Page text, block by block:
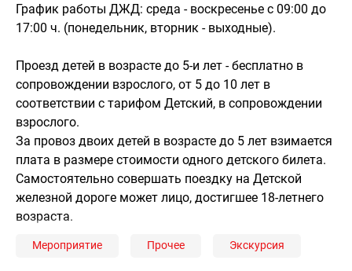
График работы ДЖД: среда - воскресенье с 09:00 до
17:00 ч. (понедельник, вторник - выходные).
Проезд детей в возрасте до 5-и лет - бесплатно в
сопровождении взрослого, от 5 до 10 лет в
соответствии с тарифом Детский, в сопровождении
взрослого.
За провоз двоих детей в возрасте до 5 лет взимается
плата в размере стоимости одного детского билета.
Самостоятельно совершать поездку на Детской
железной дороге может лицо, достигшее 18-летнего
возраста.
Мероприятие Прочее Экскурсия